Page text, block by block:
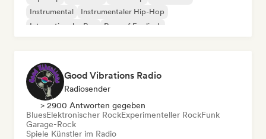
Instrumental
Instrumentaler Hip-Hop
Internationaler Rap
Rap auf Englisch
Good Vibrations Radio
Radiosender
> 2900 Antworten gegeben
BluesElektronischer RockExperimenteller RockFunk
Garage-Rock
Spiele Künstler im Radio